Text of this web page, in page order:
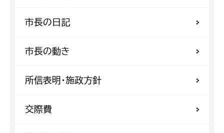
市長の日記
市長の動き
所信表明・施政方針
交際費